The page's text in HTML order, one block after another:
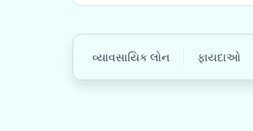
વ્યાવસાયિક લોન ફાયદાઓ